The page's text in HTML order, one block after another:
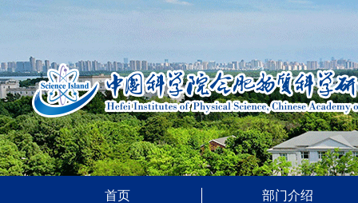
首页 部门介绍